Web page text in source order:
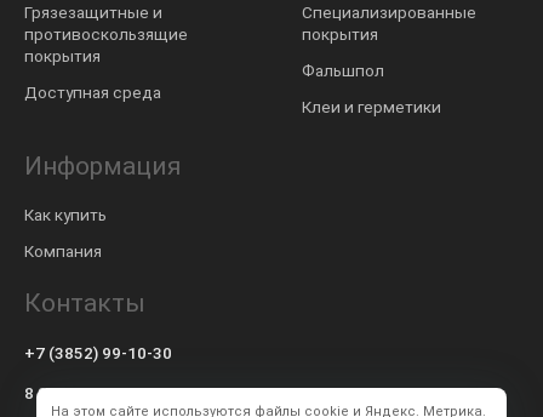
Грязезащитные и
противоскользящие
покрытия
Доступная среда
Специализированные
покрытия
Фальшпол
Клеи и герметики
Информация
Как купить
Компания
Контакты
+7 (3852) 99-10-30
8 800 600-57-94
На этом сайте используются файлы cookie и Яндекс. Метрика.